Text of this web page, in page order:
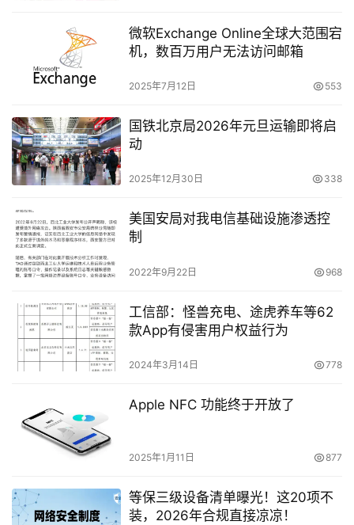
微软Exchange Online全球大范围宕
机，数百万用户无法访问邮箱
2025年7月12日 553
国铁北京局2026年元旦运输即将启
动
2025年12月30日 338
美国安局对我电信基础设施渗透控
制
2022年9月22日 968
工信部：怪兽充电、途虎养车等62
款App有侵害用户权益行为
2024年3月14日 778
Apple NFC 功能终于开放了
2025年1月11日 877
等保三级设备清单曝光！这20项不
装，2026年合规直接凉凉！